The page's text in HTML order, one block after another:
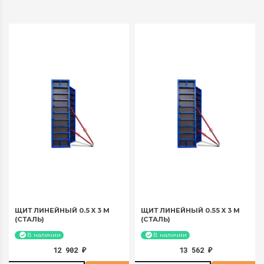
ЩИТ ЛИНЕЙНЫЙ 0.5 X 3 М
(СТАЛЬ)
В наличии
12 902 ₽
ЩИТ ЛИНЕЙНЫЙ 0.55 X 3 М
(СТАЛЬ)
В наличии
13 562 ₽